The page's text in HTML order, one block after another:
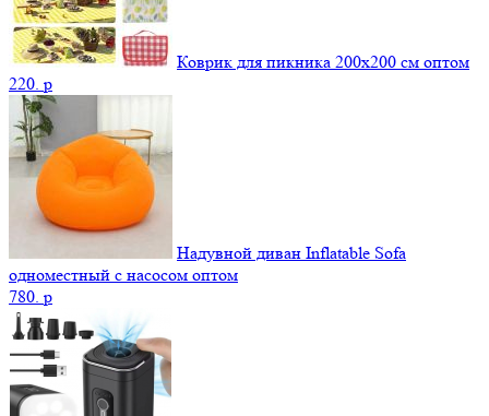
Коврик для пикника 200х200 см оптом
220. p
Надувной диван Inflatable Sofa
одноместный с насосом оптом
780. p